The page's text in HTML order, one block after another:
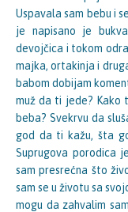
Uspavala sam bebu i
je napisano je
devojčica i tokom
majka, ortakinja i
babom dobijam
muž da ti jede? Kako
beba? Svekrvu da
god da ti kažu, šta
Suprugova porodica
sam presrećna što
sam se u životu sa
mogu da zahvalim